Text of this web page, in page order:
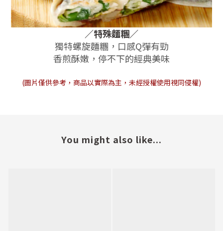
／特殊麵糰／
獨特螺旋麵糰，口感Q彈有勁
香煎酥嫩，停不下的經典美味
(圖片僅供參考，商品以實際為主，未經授權使用視同侵權)
You might also like...